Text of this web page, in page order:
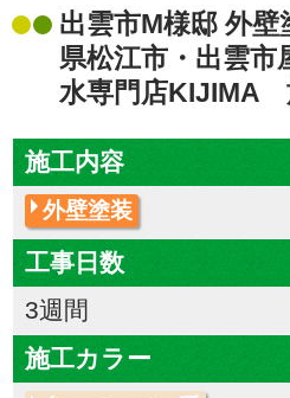
出雲市M様邸 外
県松江市・出雲市
水専門店KIJIMA
施工内容
外壁塗装
工事日数
3週間
施工カラー